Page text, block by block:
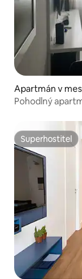
Apartmán v
Pohodlný
Superhostiteľ
Superhostiteľ